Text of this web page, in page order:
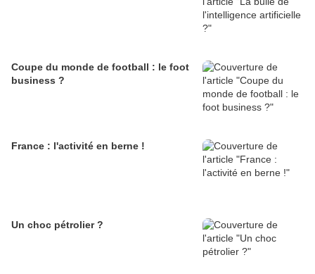
Coupe du monde de football : le foot
business ?
France : l'activité en berne !
Un choc pétrolier ?